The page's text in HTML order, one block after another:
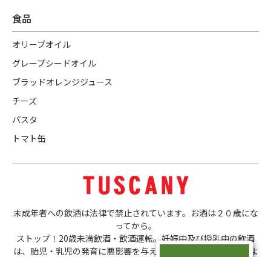
食品
オリーブオイル
グレープシードオイル
ブラッドオレンジジュース
チーズ
パスタ
トマト缶
未成年者への飲酒は法律で禁止されています。お酒は２０歳にな
ってから。
ストップ！20歳未満飲酒・飲酒運転。妊娠中及び授乳中の飲酒
は、胎児・乳児の発育に悪影響を与える恐れがあります。ほどよ